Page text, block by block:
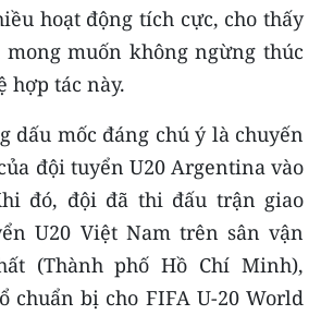
hoạt động tích cực, cho thấy
muốn không ngừng thúc
hợp tác này.
dấu mốc đáng chú ý là chuyến
đội tuyển U20 Argentina vào
đó, đội đã thi đấu trận giao
U20 Việt Nam trên sân vận
(Thành phố Hồ Chí Minh),
chuẩn bị cho FIFA U-20 World